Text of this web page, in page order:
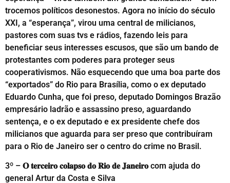
trocemos políticos desonestos. Agora no início do século
XXI, a “esperança”, virou uma central de milicianos,
pastores com suas tvs e rádios, fazendo leis para
beneficiar seus interesses escusos, que são um bando de
protestantes com poderes para proteger seus
cooperativismos. Não esquecendo que uma boa parte dos
“exportados” do Rio para Brasília, como o ex deputado
Eduardo Cunha, que foi preso, deputado Domingos Brazão
empresário ladrão e assassino preso, aguardando
sentença, e o ex deputado e ex presidente chefe dos
milicianos que aguarda para ser preso que contribuíram
para o Rio de Janeiro ser o centro do crime no Brasil.
3º – 𝐎 𝐭𝐞𝐫𝐜𝐞𝐢𝐫𝐨 𝐜𝐨𝐥𝐚𝐩𝐬𝐨 𝐝𝐨 𝐑𝐢𝐨 𝐝𝐞 𝐉𝐚𝐧𝐞𝐢𝐫𝐨 com ajuda do
general Artur da Costa e Silva